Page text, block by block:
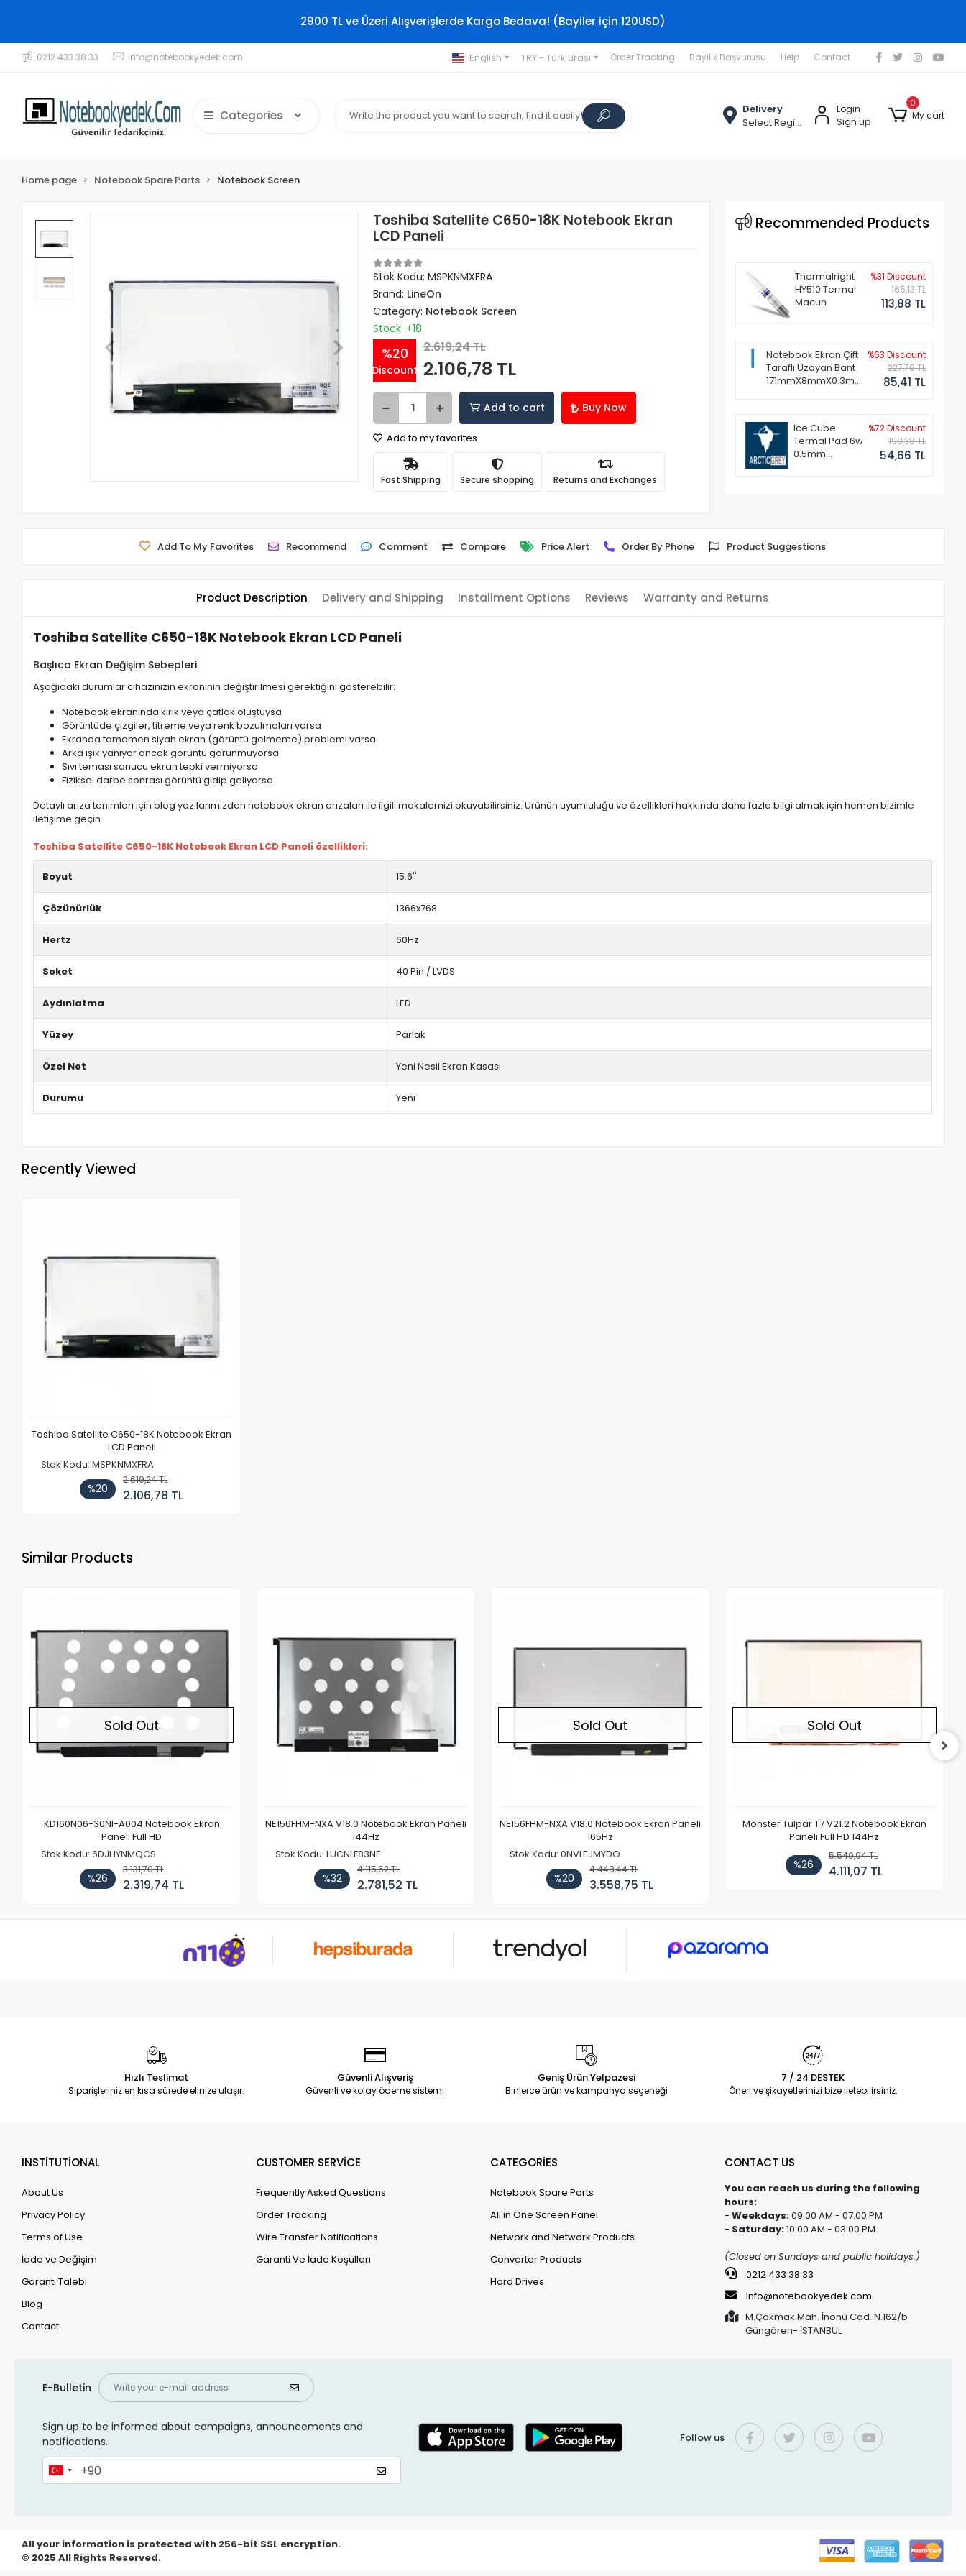
2900 TL ve Üzeri Alışverişlerde Kargo Bedava! (Bayiler için 120USD)
0212 433 38 33 info@notebookyedek.com English TRY - Türk Lirası Order Tracking Bayilik Başvurusu Help Contact
Categories
Delivery
Select Region
Login
Sign up
0
My cart
Home page Notebook Spare Parts Notebook Screen
Toshiba Satellite C650-18K Notebook Ekran
LCD Paneli
Stok Kodu: MSPKNMXFRA
Brand: LineOn
Category: Notebook Screen
Stock: +18
%20
Discount
2.619,24 TL
2.106,78 TL
Add to cart Buy Now
Add to my favorites
Fast Shipping Secure shopping Returns and Exchanges
Recommended Products
Thermalright
HY510 Termal
Macun
%31 Discount
165,13 TL
113,88 TL
Notebook Ekran Çift
Taraflı Uzayan Bant
171mmX8mmX0.3mm
%63 Discount
227,76 TL
85,41 TL
Ice Cube
Termal Pad 6w
0.5mm
%72 Discount
198,38 TL
54,66 TL
Add To My Favorites Recommend Comment Compare Price Alert Order By Phone Product Suggestions
Product Description Delivery and Shipping Installment Options Reviews Warranty and Returns
Toshiba Satellite C650-18K Notebook Ekran LCD Paneli
Başlıca Ekran Değişim Sebepleri
Aşağıdaki durumlar cihazınızın ekranının değiştirilmesi gerektiğini gösterebilir:
Notebook ekranında kırık veya çatlak oluştuysa
Görüntüde çizgiler, titreme veya renk bozulmaları varsa
Ekranda tamamen siyah ekran (görüntü gelmeme) problemi varsa
Arka ışık yanıyor ancak görüntü görünmüyorsa
Sıvı teması sonucu ekran tepki vermiyorsa
Fiziksel darbe sonrası görüntü gidip geliyorsa
Detaylı arıza tanımları için blog yazılarımızdan notebook ekran arızaları ile ilgili makalemizi okuyabilirsiniz. Ürünün uyumluluğu ve özellikleri hakkında daha fazla bilgi almak için hemen bizimle
iletişime geçin.
Toshiba Satellite C650-18K Notebook Ekran LCD Paneli özellikleri:
Boyut 15.6''
Çözünürlük 1366x768
Hertz 60Hz
Soket 40 Pin / LVDS
Aydınlatma LED
Yüzey Parlak
Özel Not Yeni Nesil Ekran Kasası
Durumu Yeni
Recently Viewed
Toshiba Satellite C650-18K Notebook Ekran
LCD Paneli
Stok Kodu: MSPKNMXFRA
%20
2.619,24 TL
2.106,78 TL
Similar Products
Sold Out
KD160N06-30NI-A004 Notebook Ekran
Paneli Full HD
Stok Kodu: 6DJHYNMQCS
%26
3.131,70 TL
2.319,74 TL
NE156FHM-NXA V18.0 Notebook Ekran Paneli
144Hz
Stok Kodu: LUCNLF83NF
%32
4.115,62 TL
2.781,52 TL
Sold Out
NE156FHM-NXA V18.0 Notebook Ekran Paneli
165Hz
Stok Kodu: 0NVLEJMYDO
%20
4.448,44 TL
3.558,75 TL
Sold Out
Monster Tulpar T7 V21.2 Notebook Ekran
Paneli Full HD 144Hz
%26
5.549,94 TL
4.111,07 TL
Hızlı Teslimat
Siparişleriniz en kısa sürede elinize ulaşır.
Güvenli Alışveriş
Güvenli ve kolay ödeme sistemi
Geniş Ürün Yelpazesi
Binlerce ürün ve kampanya seçeneği
7 / 24 DESTEK
Öneri ve şikayetlerinizi bize iletebilirsiniz.
INSTİTUTİONAL
About Us
Privacy Policy
Terms of Use
İade ve Değişim
Garanti Talebi
Blog
Contact
CUSTOMER SERVİCE
Frequently Asked Questions
Order Tracking
Wire Transfer Notifications
Garanti Ve İade Koşulları
CATEGORİES
Notebook Spare Parts
All in One Screen Panel
Network and Network Products
Converter Products
Hard Drives
CONTACT US
You can reach us during the following
hours:
- Weekdays:09:00 AM - 07:00 PM
- Saturday:10:00 AM - 03:00 PM
(Closed on Sundays and public holidays.)
0212 433 38 33
info@notebookyedek.com
M.Çakmak Mah. İnönü Cad. N.162/b
Güngören- İSTANBUL
E-Bulletin
Sign up to be informed about campaigns, announcements and
notifications.
Follow us
All your information is protected with 256-bit SSL encryption.
© 2025 All Rights Reserved.